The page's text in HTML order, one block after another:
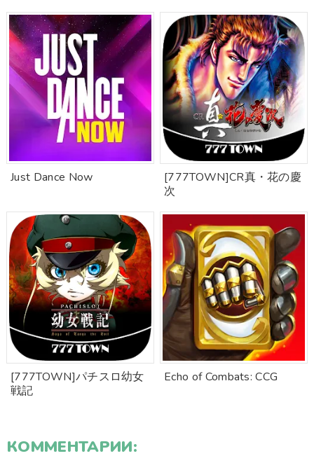
Just Dance Now
[777TOWN]CR真・花の慶
次
[777TOWN]パチスロ幼女
戦記
Echo of Combats: CCG
КОММЕНТАРИИ: